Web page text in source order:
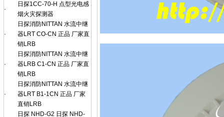
·
日探1CC-70-H 点型光电感
烟火灾探测器
·
日探消防NITTAN 水流中继
器LRT CO-CN 正品 厂家直
销LRB
·
日探消防NITTAN 水流中继
器LRB C1-CN 正品 厂家直
销LRB
·
日探消防NITTAN 水流中继
器LRT B1-1CN 正品 厂家
直销LRB
日探 NHD-G2 日探 NHD-